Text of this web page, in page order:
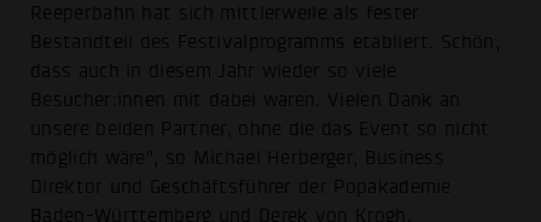
Reeperbahn hat sich mittlerweile als fester
Bestandteil des Festivalprogramms etabliert. Schön,
dass auch in diesem Jahr wieder so viele
Besucher:innen mit dabei waren. Vielen Dank an
unsere beiden Partner, ohne die das Event so nicht
möglich wäre", so Michael Herberger, Business
Direktor und Geschäftsführer der Popakademie
Baden-Württemberg und Derek von Krogh,